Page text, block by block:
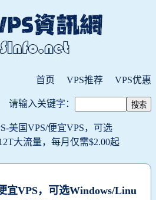
首页 VPS推荐 VPS优惠
请输入关键字：
美国VPS/便宜VPS，可选
大流量，每月仅需$2.00起
宜VPS，可选Windows/Linu